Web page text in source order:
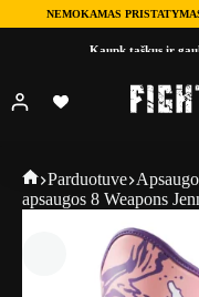
NEMOKAMAS
Kaupk taškus ir
Fightgear
Parduotuve
apsaugos 8 Weapons